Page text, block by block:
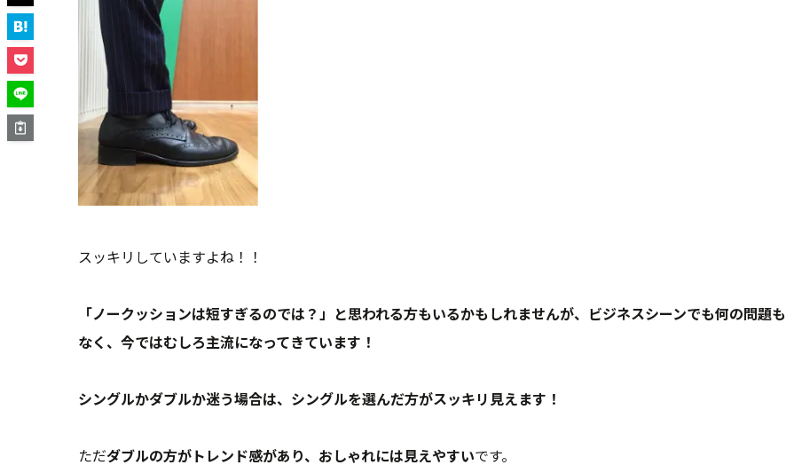
スッキリしていますよね！！
「ノークッションは短すぎるのでは？」と思われる方もいるかもしれませんが、ビジネスシーンでも何の問題も
なく、今ではむしろ主流になってきています！
シングルかダブルか迷う場合は、シングルを選んだ方がスッキリ見えます！
ただダブルの方がトレンド感があり、おしゃれには見えやすいです。